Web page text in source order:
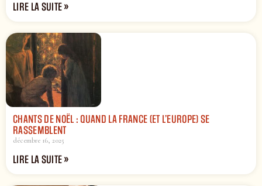
LIRE LA SUITE »
CHANTS DE NOËL : QUAND LA FRANCE (ET L’EUROPE) SE
RASSEMBLENT
décembre 16, 2025
LIRE LA SUITE »